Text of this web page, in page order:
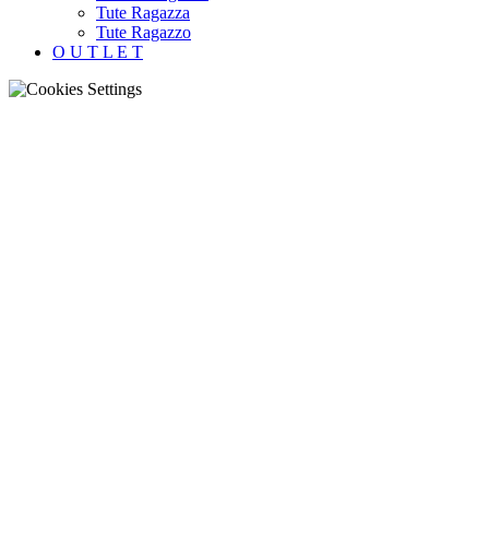
Tute Ragazza
Tute Ragazzo
O U T L E T